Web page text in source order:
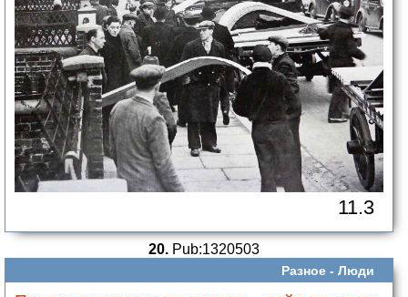
11.3
20. Pub:1320503
Разное - Люди